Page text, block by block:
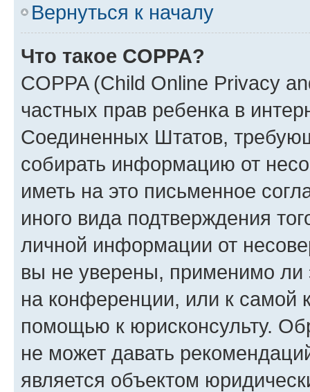
Вернуться к началу
Что такое COPPA?
COPPA (Child Online Privacy
частных прав ребенка в
Соединенных Штатов,
собирать информацию от
иметь на это письменное
иного вида подтверждения
личной информации от
вы не уверены, применимо ли
на конференции, или к самой
помощью к юрисконсульту.
не может давать
является объектом